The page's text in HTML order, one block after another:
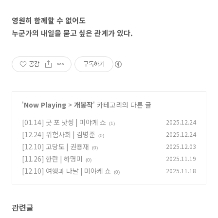
영원히 함께할 수 없어도
누군가의 내일을 묻고 싶은 관계가 있다.
공감 구독하기
'Now Playing > 개봉작' 카테고리의 다른 글
[01.14] 굿 포 낫씽 | 미야케 쇼
(1) 2025.12.24
[12.24] 위험사회 | 김병준 (0) 2025.12.24
[12.10] 고당도 | 권용재 (0) 2025.12.03
[11.26] 한란 | 하명미 (0) 2025.11.19
[12.10] 여행과 나날 | 미야케 쇼 (0) 2025.11.18
관련글